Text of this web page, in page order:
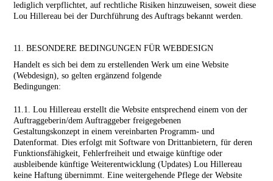
lediglich verpflichtet, auf rechtliche Risiken hinzuweisen, soweit diese
Lou Hillereau bei der Durchführung des Auftrags bekannt werden.
11. BESONDERE BEDINGUNGEN FÜR WEBDESIGN
Handelt es sich bei dem zu erstellenden Werk um eine Website
(Webdesign), so gelten ergänzend folgende
Bedingungen:
11.1. Lou Hillereau erstellt die Website entsprechend einem von der
Auftraggeberin/dem Auftraggeber freigegebenen
Gestaltungskonzept in einem vereinbarten Programm- und
Datenformat. Dies erfolgt mit Software von Drittanbietern, für deren
Funktionsfähigkeit, Fehlerfreiheit und etwaige künftige oder
ausbleibende künftige Weiterentwicklung (Updates) Lou Hillereau
keine Haftung übernimmt. Eine weitergehende Pflege der Website